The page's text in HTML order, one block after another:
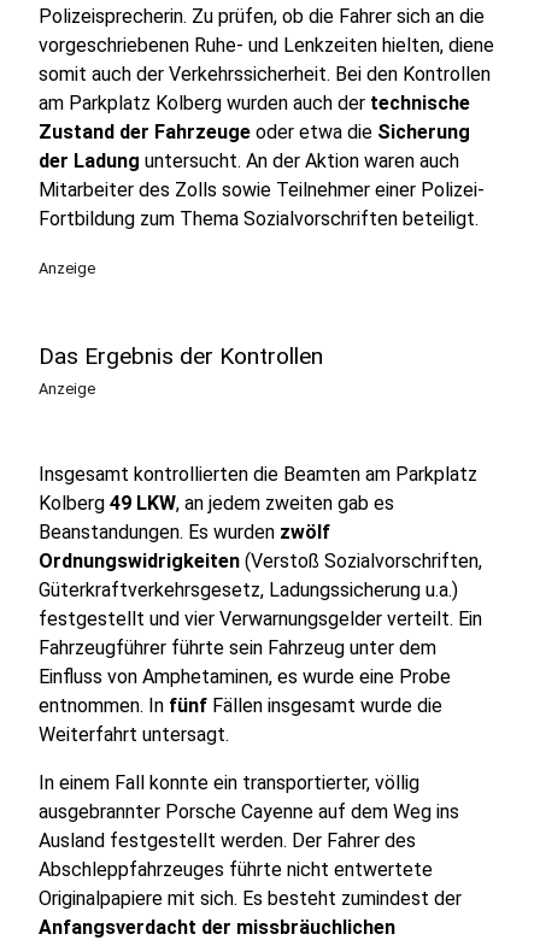
Polizeisprecherin. Zu prüfen, ob die Fahrer sich an die
vorgeschriebenen Ruhe- und Lenkzeiten hielten, diene
somit auch der Verkehrssicherheit. Bei den Kontrollen
am Parkplatz Kolberg wurden auch der technische
Zustand der Fahrzeuge oder etwa die Sicherung
der Ladung untersucht. An der Aktion waren auch
Mitarbeiter des Zolls sowie Teilnehmer einer Polizei-
Fortbildung zum Thema Sozialvorschriften beteiligt.
Anzeige
Das Ergebnis der Kontrollen
Anzeige
Insgesamt kontrollierten die Beamten am Parkplatz
Kolberg 49 LKW, an jedem zweiten gab es
Beanstandungen. Es wurden zwölf
Ordnungswidrigkeiten (Verstoß Sozialvorschriften,
Güterkraftverkehrsgesetz, Ladungssicherung u.a.)
festgestellt und vier Verwarnungsgelder verteilt. Ein
Fahrzeugführer führte sein Fahrzeug unter dem
Einfluss von Amphetaminen, es wurde eine Probe
entnommen. In fünf Fällen insgesamt wurde die
Weiterfahrt untersagt.
In einem Fall konnte ein transportierter, völlig
ausgebrannter Porsche Cayenne auf dem Weg ins
Ausland festgestellt werden. Der Fahrer des
Abschleppfahrzeuges führte nicht entwertete
Originalpapiere mit sich. Es besteht zumindest der
Anfangsverdacht der missbräuchlichen